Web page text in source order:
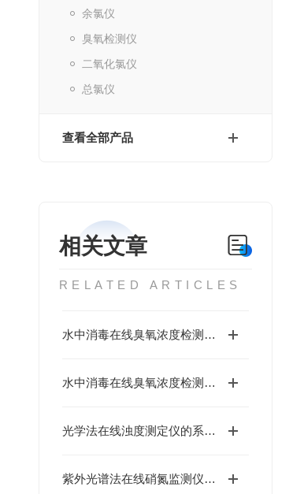
余氯仪
臭氧检测仪
二氧化氯仪
总氯仪
查看全部产品
相关文章
RELATED ARTICLES
水中消毒在线臭氧浓度检测仪的作用体现在哪些方面？
水中消毒在线臭氧浓度检测仪能够持续提供浓度数据
光学法在线浊度测定仪的系统组成及工作原理
紫外光谱法在线硝氮监测仪的主要应用场景介绍